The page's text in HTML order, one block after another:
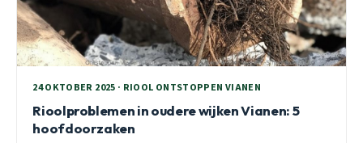
24 OKTOBER 2025 · RIOOL ONTSTOPPEN VIANEN
Rioolproblemen in oudere wijken Vianen: 5
hoofdoorzaken